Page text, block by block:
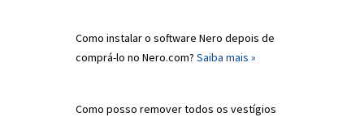
Como instalar o software Nero depois de
comprá-lo no Nero.com? Saiba mais »
Como posso remover todos os vestígios